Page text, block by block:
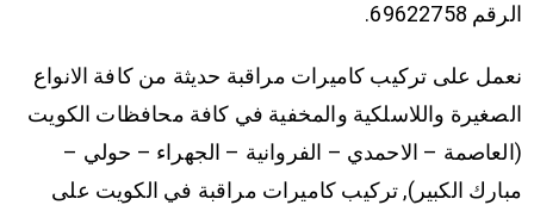
الرقم 69622758.
نعمل على تركيب كاميرات مراقبة حديثة من كافة الانواع
الصغيرة واللاسلكية والمخفية في كافة محافظات الكويت
(العاصمة – الاحمدي – الفروانية – الجهراء – حولي –
مبارك الكبير), تركيب كاميرات مراقبة في الكويت على